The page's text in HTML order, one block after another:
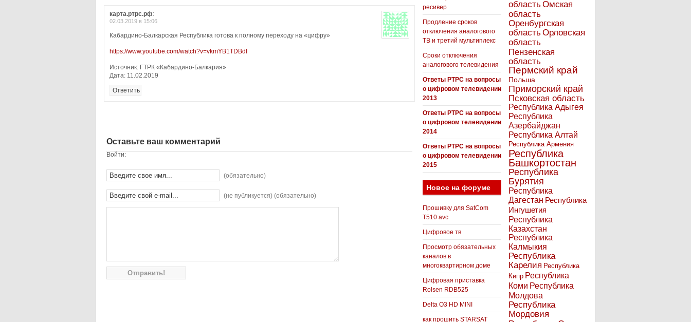
карта.ртрс.рф:
02.03.2019 в 15:06
Кабардино-Балкарская Республика готова к полному переходу на «цифру»
https://www.youtube.com/watch?v=vkmYB1TDBdI
Источник: ГТРК «Кабардино-Балкария»
Дата: 11.02.2019
Ответить
Оставьте ваш комментарий
Войти:
(обязательно)
(не публикуется) (обязательно)
ресивер
Продление сроков
отключения аналогового
ТВ и третий мультиплекс
Сроки отключения
аналогового телевидения
Ответы РТРС на вопросы
о цифровом телевидении
2013
Ответы РТРС на вопросы
о цифровом телевидении
2014
Ответы РТРС на вопросы
о цифровом телевидении
2015
Новое на форуме
Прошивку для SatCom
T510 avc
Цифровое тв
Просмотр обязательных
каналов в
многоквартирном доме
Цифровая приставка
Rolsen RDB525
Delta O3 HD MINI
как прошить STARSAT
областьОмская
область
Оренбургская
областьОрловская
область
Пензенская
область
Пермский край
Польша
Приморский край
Псковская область
Республика Адыгея
Республика
Азербайджан
Республика Алтай
Республика Армения
Республика
Башкортостан
Республика
Бурятия
Республика
Дагестан Республика
Ингушетия
Республика
Казахстан
Республика
Калмыкия
Республика
Карелия Республика
Кипр Республика
Коми Республика
Молдова
Республика
Мордовия